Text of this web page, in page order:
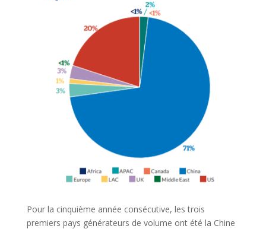
Pour la cinquième année consécutive, les trois
premiers pays générateurs de volume ont été la Chine